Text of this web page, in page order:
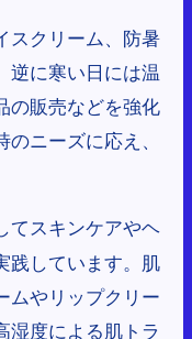
スクリーム、防暑
逆に寒い日には温
の販売などを強化
ニーズに応え、
てスキンケアやヘ
践しています。肌
ムやリップクリー
湿度による肌トラ